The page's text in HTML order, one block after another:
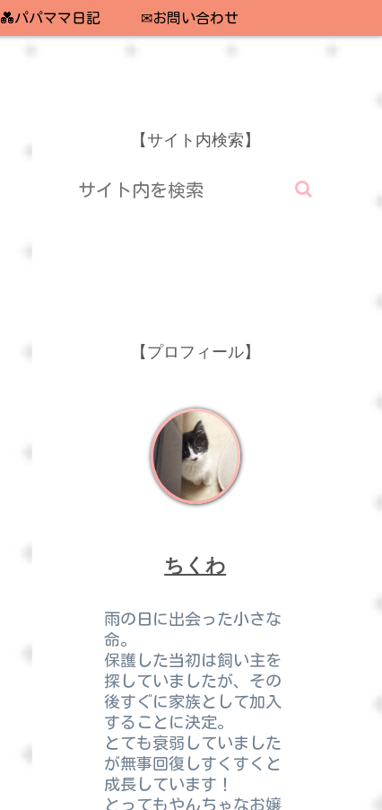
💑パパママ日記 ✉お問い合わせ
【サイト内検索】
【プロフィール】
ちくわ
雨の日に出会った小さな
命。
保護した当初は飼い主を
探していましたが、その
後すぐに家族として加入
することに決定。
とても衰弱していました
が無事回復しすくすくと
成長しています！
とってもやんちゃなお嬢